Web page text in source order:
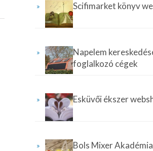
Scifimarket könyv
Napelem
foglalkozó cégek
Esküvői ékszer
Bols Mixer Akadémia